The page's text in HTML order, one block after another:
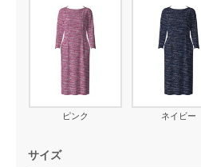
ピンク ネイビー
サイズ